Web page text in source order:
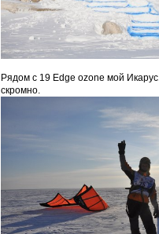
Рядом с 19 Edge ozone мой
скромно.